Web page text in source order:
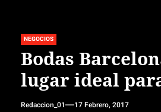
NEGOCIOS
Bodas
lugar ideal
Redaccion_01 17 Febrero, 2017